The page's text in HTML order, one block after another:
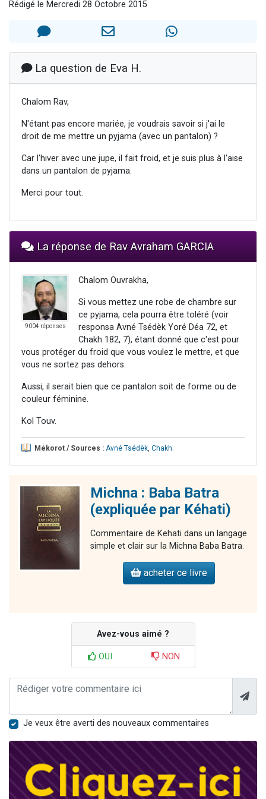
Ariel vient de donner son Maasser
Il reste 49 places pour étudier en groupe sur Zoom
6 personnes viennent de faire un don pour 5 enfants déjà orphelins risquent de perdre leur maman
3 personnes viennent de nous rejoindre sur WhatsApp
Rédigé le Mercredi 28 Octobre 2015
La question de Eva H.
Chalom Rav,
N'étant pas encore mariée, je voudrais savoir si j'ai le
droit de me mettre un pyjama (avec un pantalon) ?
Car l'hiver avec une jupe, il fait froid, et je suis plus à l'aise
dans un pantalon de pyjama.
Merci pour tout.
La réponse de Rav Avraham GARCIA
9004 réponses
Chalom Ouvrakha,
Si vous mettez une robe de chambre sur
ce pyjama, cela pourra être toléré (voir
responsa Avné Tsédèk Yoré Déa 72, et
Chakh 182, 7), étant donné que c'est pour
vous protéger du froid que vous voulez le mettre, et que
vous ne sortez pas dehors.
Aussi, il serait bien que ce pantalon soit de forme ou de
couleur féminine.
Kol Touv.
Mékorot / Sources : Avné Tsédèk, Chakh.
Michna : Baba Batra
(expliquée par Kéhati)
Commentaire de Kehati dans un langage
simple et clair sur la Michna Baba Batra.
acheter ce livre
Avez-vous aimé ?
OUI NON
Je veux être averti des nouveaux commentaires